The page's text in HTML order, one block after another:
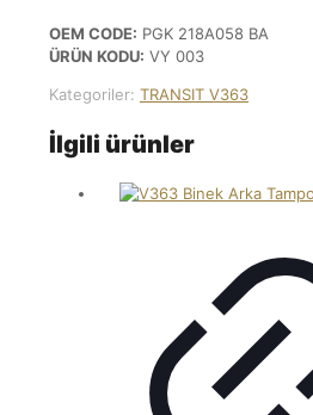
OEM CODE: PGK 218A058 BA
ÜRÜN KODU: VY 003
Kategoriler: TRANSIT V363
İlgili ürünler